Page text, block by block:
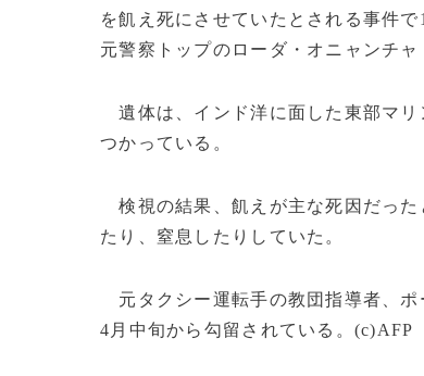
を飢え死にさせていたとされる事件
元警察トップのローダ・オニャンチャ
遺体は、インド洋に面した東部マリ
つかっている。
検視の結果、飢えが主な死因だった
たり、窒息したりしていた。
元タクシー運転手の教団指導者、ポ
4月中旬から勾留されている。(c)AFP